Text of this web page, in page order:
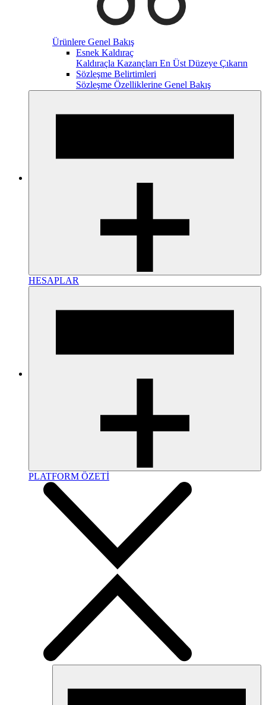
Ürünlere Genel Bakış
Esnek Kaldıraç
Kaldıraçla Kazançları En Üst Düzeye Çıkarın
Sözleşme Belirtimleri
Sözleşme Özelliklerine Genel Bakış
HESAPLAR
PLATFORM ÖZETİ